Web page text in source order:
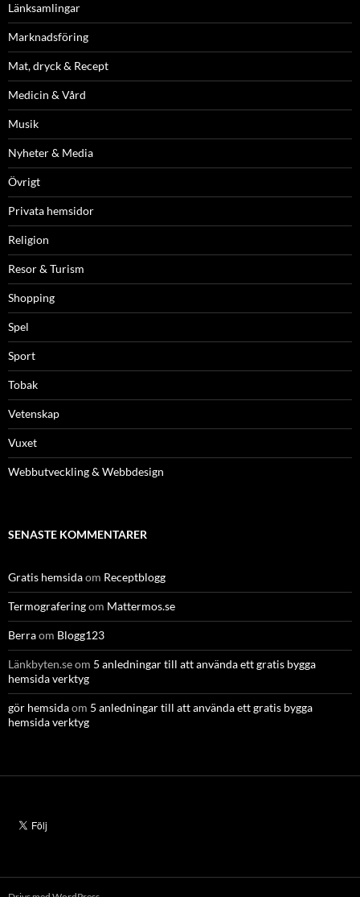
Länksamlingar
Marknadsföring
Mat, dryck & Recept
Medicin & Vård
Musik
Nyheter & Media
Övrigt
Privata hemsidor
Religion
Resor & Turism
Shopping
Spel
Sport
Tobak
Vetenskap
Vuxet
Webbutveckling & Webbdesign
SENASTE KOMMENTARER
Gratis hemsidaom Receptblogg
Termograferingom Mattermos.se
Berraom Blogg123
Länkbyten.seom 5 anledningar till att använda ett gratis bygga
hemsida verktyg
gör hemsidaom 5 anledningar till att använda ett gratis bygga
hemsida verktyg